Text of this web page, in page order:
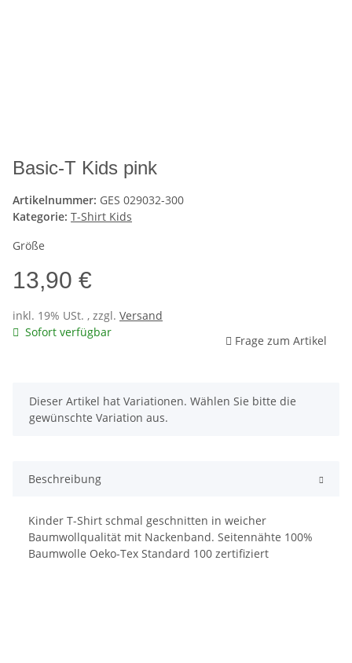
Basic-T Kids pink
Artikelnummer: GES 029032-300
Kategorie: T-Shirt Kids
Größe
13,90 €
inkl. 19% USt. , zzgl. Versand
Sofort verfügbar
Frage zum Artikel
x
Dieser Artikel hat Variationen. Wählen Sie bitte die
gewünschte Variation aus.
Beschreibung
Kinder T-Shirt schmal geschnitten in weicher
Baumwollqualität mit Nackenband. Seitennähte 100%
Baumwolle Oeko-Tex Standard 100 zertifiziert